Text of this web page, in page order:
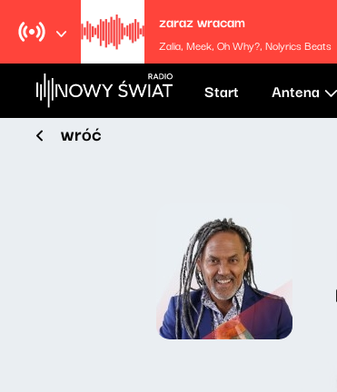
zaraz wracam
Zalia, Meek, Oh Why?, Nolyrics Beats
Start Antena
wróć